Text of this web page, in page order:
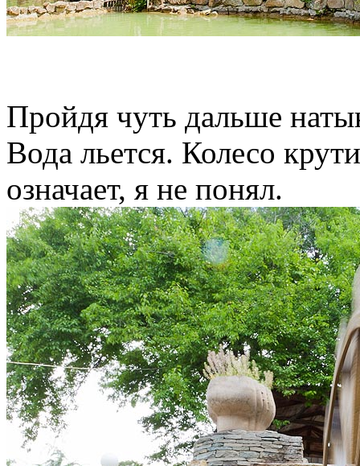
Пройдя чуть дальше
Вода льется. Колесо
означает, я не понял.